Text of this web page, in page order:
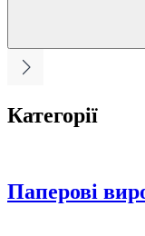
Категорії
Паперові